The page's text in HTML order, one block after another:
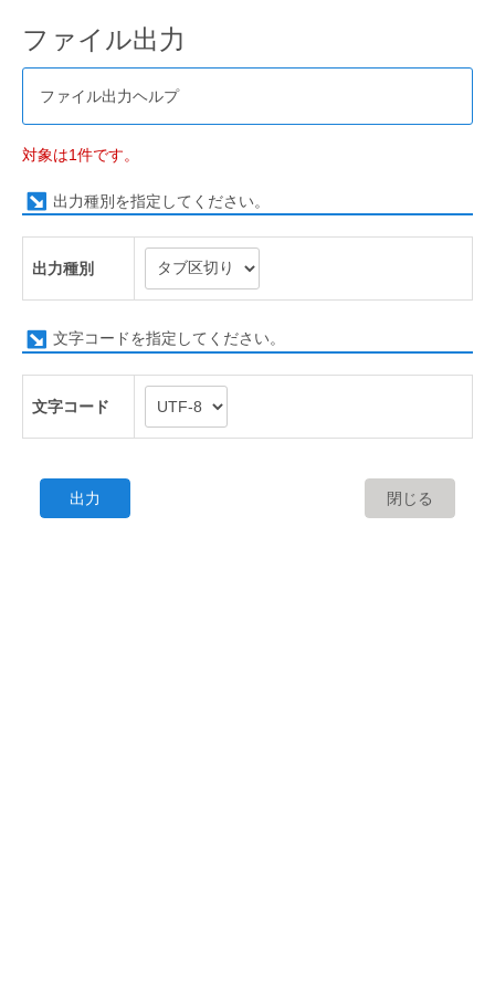
ファイル出力
ファイル出力ヘルプ
対象は1件です。
出力種別を指定してください。
出力種別
文字コードを指定してください。
文字コード